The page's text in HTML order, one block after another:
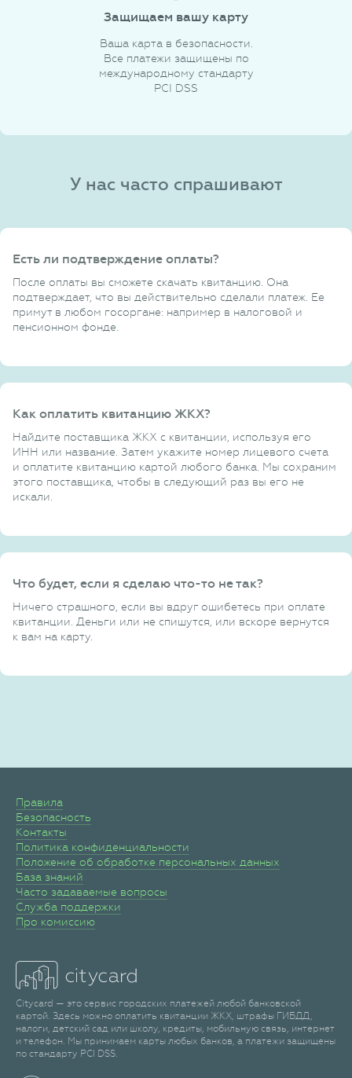
Защищаем вашу карту
Ваша карта в безопасности.
Все платежи защищены по
международному стандарту
PCI DSS
У нас часто спрашивают
Есть ли подтверждение оплаты?
После оплаты вы сможете скачать квитанцию. Она
подтверждает, что вы действительно сделали платеж. Ее
примут в любом госоргане: например в налоговой и
пенсионном фонде.
Как оплатить квитанцию ЖКХ?
Найдите поставщика ЖКХ с квитанции, используя его
ИНН или название. Затем укажите номер лицевого счета
и оплатите квитанцию картой любого банка. Мы сохраним
этого поставщика, чтобы в следующий раз вы его не
искали.
Что будет, если я сделаю что-то не так?
Ничего страшного, если вы вдруг ошибетесь при оплате
квитанции. Деньги или не спишутся, или вскоре вернутся
к вам на карту.
Правила
Безопасность
Контакты
Политика конфиденциальности
Положение об обработке персональных данных
База знаний
Часто задаваемые вопросы
Служба поддержки
Про комиссию
Citycard — это сервис городских платежей любой банковской
картой. Здесь можно оплатить квитанции ЖКХ, штрафы ГИБДД,
налоги, детский сад или школу, кредиты, мобильную связь, интернет
и телефон. Мы принимаем карты любых банков, а платежи защищены
по стандарту PCI DSS.